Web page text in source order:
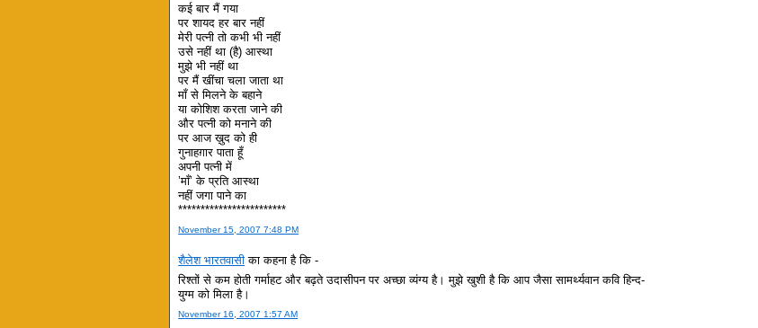
कई बार मैं गया
पर शायद हर बार नहीं
मेरी पत्नी तो कभी भी नहीं
उसे नहीं था (है) आस्था
मुझे भी नहीं था
पर मैं खींचा चला जाता था
माँ से मिलने के बहाने
या कोशिश करता जाने की
और पत्नी को मनाने की
पर आज ख़ुद को ही
गुनाहग़ार पाता हूँ
अपनी पत्नी में
’माँ’ के प्रति आस्था
नहीं जगा पाने का
************************
November 15, 2007 7:48 PM
शैलेश भारतवासी का कहना है कि -
रिश्तों से कम होती गर्माहट और बढ़ते उदासीपन पर अच्छा व्यंग्य है। मुझे खुशी है कि आप जैसा सामर्थ्यवान कवि हिन्द-
युग्म को मिला है।
November 16, 2007 1:57 AM